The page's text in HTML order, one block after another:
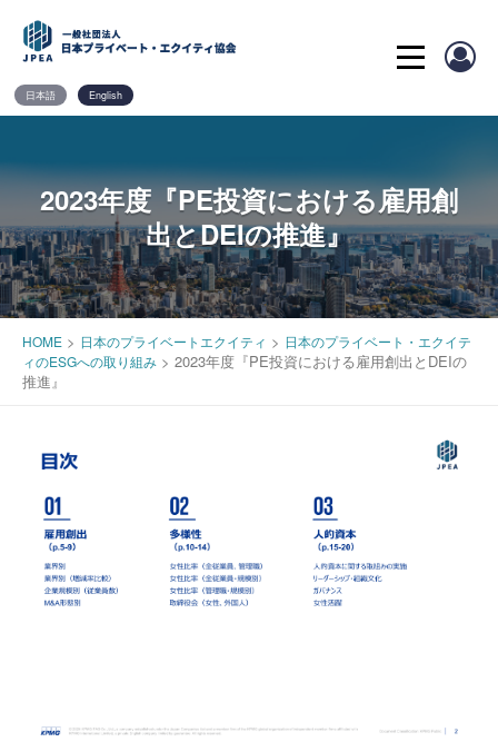
content
日本語 English
2023年度『PE投資における雇用創
出とDEIの推進』
HOME > 日本のプライベートエクイティ > 日本のプライベート・エクイテ
ィのESGへの取り組み > 2023年度『PE投資における雇用創出とDEIの
推進』